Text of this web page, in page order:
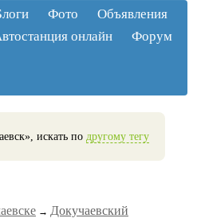
Фото
Объявления
онлайн Форум
искать по другому тегу
→ Докучаевский